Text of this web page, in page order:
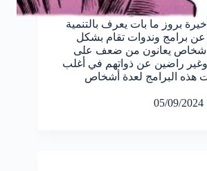
بروز ما بات يعرف بالتنمية
عن برامج وندوات تقام بشكل
أشخاص يعانون من ضعف على
راضين عن ذواتهم في أغلب
هذه البرامج لعدة أشخاص
05/09/2024